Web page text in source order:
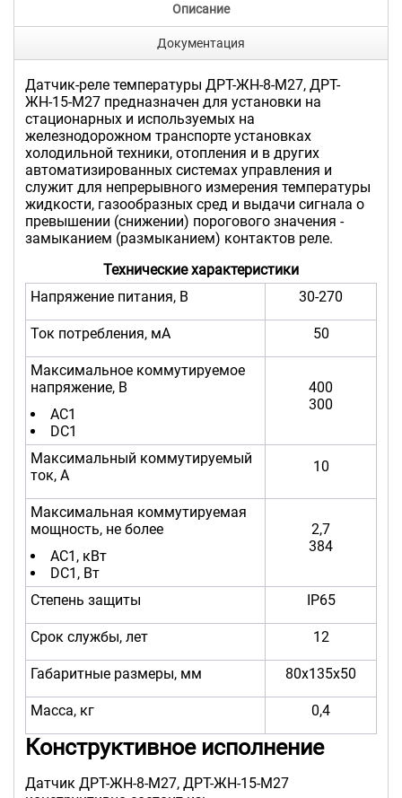
Описание
Документация
Датчик-реле температуры ДРТ-ЖН-8-М27, ДРТ-
ЖН-15-М27 предназначен для установки на
стационарных и используемых на
железнодорожном транспорте установках
холодильной техники, отопления и в других
автоматизированных системах управления и
служит для непрерывного измерения температуры
жидкости, газообразных сред и выдачи сигнала о
превышении (снижении) порогового значения -
замыканием (размыканием) контактов реле.
Технические характеристики
Напряжение питания, В
30-270
Ток потребления, мА 50
Максимальное коммутируемое
напряжение, В
AC1
DC1
400
300
Максимальный коммутируемый
ток, А
10
Максимальная коммутируемая
мощность, не более
AC1, кВт
DC1, Вт
2,7
384
Степень защиты IP65
Срок службы, лет 12
Габаритные размеры, мм 80х135х50
Масса, кг 0,4
Конструктивное исполнение
Датчик ДРТ-ЖН-8-М27, ДРТ-ЖН-15-М27